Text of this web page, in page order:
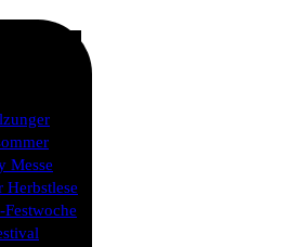
Messe
Herbstlese
Festwoche